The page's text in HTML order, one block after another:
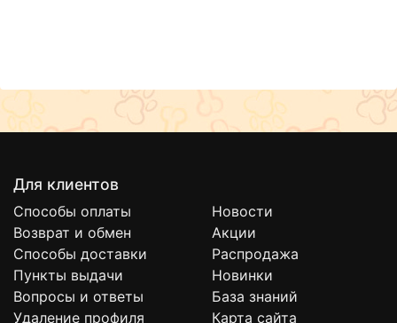
Для клиентов
Способы оплаты
Возврат и обмен
Способы доставки
Пункты выдачи
Вопросы и ответы
Удаление профиля
Новости
Акции
Распродажа
Новинки
База знаний
Карта сайта